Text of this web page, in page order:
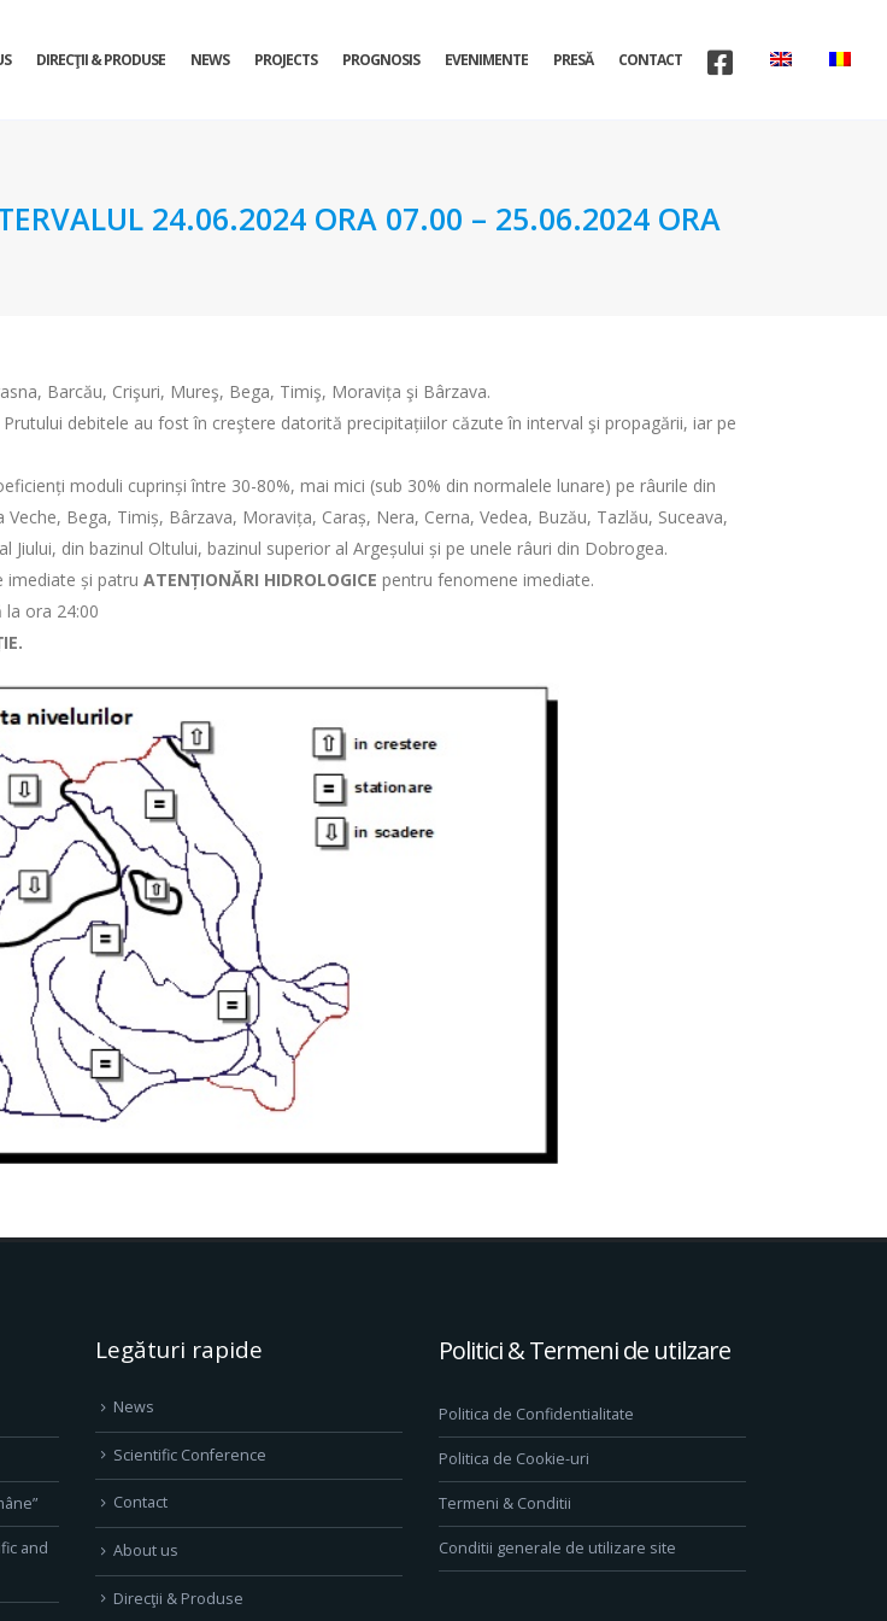
DIRECŢII & PRODUSE NEWS PROJECTS PROGNOSIS EVENIMENTE PRESĂ CONTACT
24.06.2024 ORA 07.00 – 25.06.2024 ORA
Barcău, Crişuri, Mureş, Bega, Timiş, Moravița şi Bârzava.
debitele au fost în creştere datorită precipitațiilor căzute în interval şi propagării, iar pe
moduli cuprinși între 30-80%, mai mici (sub 30% din normalele lunare) pe râurile din
Bega, Timiș, Bârzava, Moravița, Caraș, Nera, Cerna, Vedea, Buzău, Tazlău, Suceava,
din bazinul Oltului, bazinul superior al Argeșului și pe unele râuri din Dobrogea.
imediate și patru ATENȚIONĂRI HIDROLOGICE pentru fenomene imediate.
la ora 24:00
and
Legături rapide
News
Scientific Conference
Contact
About us
Direcţii & Produse
Politici & Termeni de utilzare
Politica de Confidentialitate
Politica de Cookie-uri
Termeni & Conditii
Conditii generale de utilizare site